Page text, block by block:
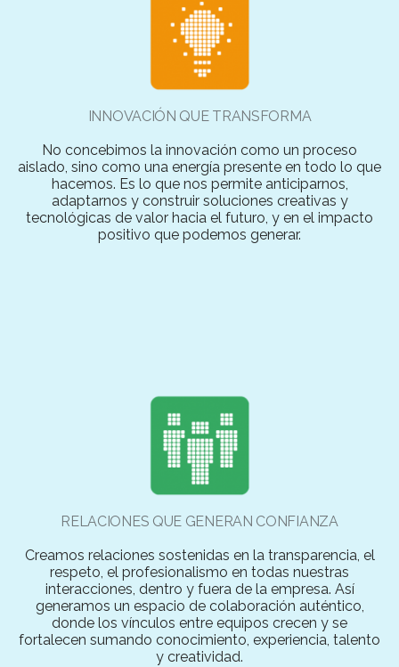
INNOVACIÓN QUE TRANSFORMA
No concebimos la innovación como un proceso
aislado, sino como una energía presente en todo lo que
hacemos. Es lo que nos permite anticiparnos,
adaptarnos y construir soluciones creativas y
tecnológicas de valor hacia el futuro, y en el impacto
positivo que podemos generar.
RELACIONES QUE GENERAN CONFIANZA
Creamos relaciones sostenidas en la transparencia, el
respeto, el profesionalismo en todas nuestras
interacciones, dentro y fuera de la empresa. Así
generamos un espacio de colaboración auténtico,
donde los vínculos entre equipos crecen y se
fortalecen sumando conocimiento, experiencia, talento
y creatividad.